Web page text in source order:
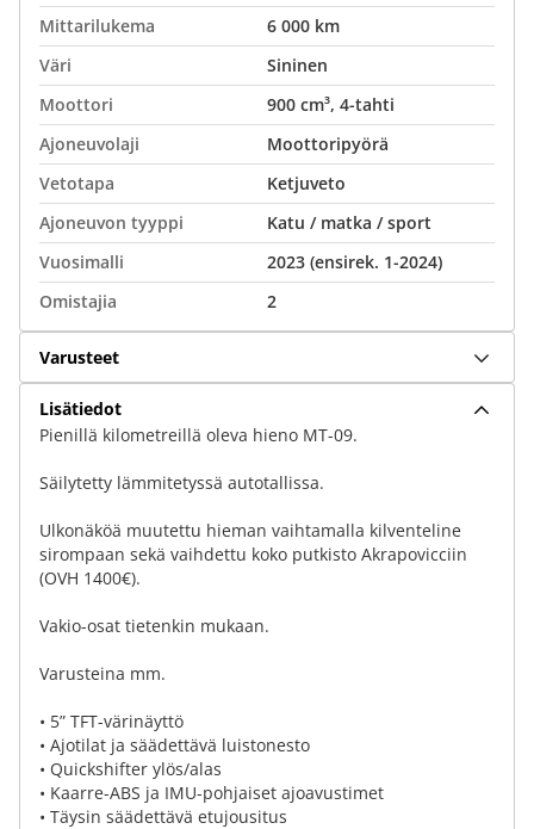
Mittarilukema
6 000 km
Väri
Sininen
Moottori
900 cm³, 4-tahti
Ajoneuvolaji
Moottoripyörä
Vetotapa
Ketjuveto
Ajoneuvon tyyppi
Katu / matka / sport
Vuosimalli
2023 (ensirek. 1-2024)
Omistajia
2
Varusteet
Lisätiedot
Pienillä kilometreillä oleva hieno MT-09.
Säilytetty lämmitetyssä autotallissa.
Ulkonäköä muutettu hieman vaihtamalla kilventeline
sirompaan sekä vaihdettu koko putkisto Akrapovicciin
(OVH 1400€).
Vakio-osat tietenkin mukaan.
Varusteina mm.
• 5” TFT-värinäyttö
• Ajotilat ja säädettävä luistonesto
• Quickshifter ylös/alas
• Kaarre-ABS ja IMU-pohjaiset ajoavustimet
• Täysin säädettävä etujousitus